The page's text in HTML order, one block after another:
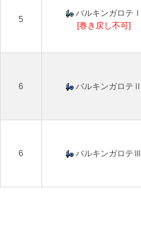
5
バルキンガロテⅠ
[巻き戻し不可]
6 バルキンガロテⅡ
6 バルキンガロテⅢ